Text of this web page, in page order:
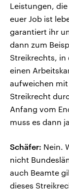
Leistungen,
euer Job ist
garantiert ihr
dann zum
Streikrechts, in
einen
aufweichen mit
Streikrecht
Anfang vom
muss es dann
Schäfer: Nein.
nicht
auch Beamte
dieses